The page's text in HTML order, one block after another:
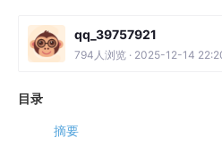
qq_39757921
794人浏览 · 2025-12-14
目录
摘要